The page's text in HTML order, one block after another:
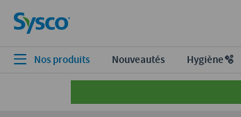
Nos produits Nouveautés Hygiène🫧